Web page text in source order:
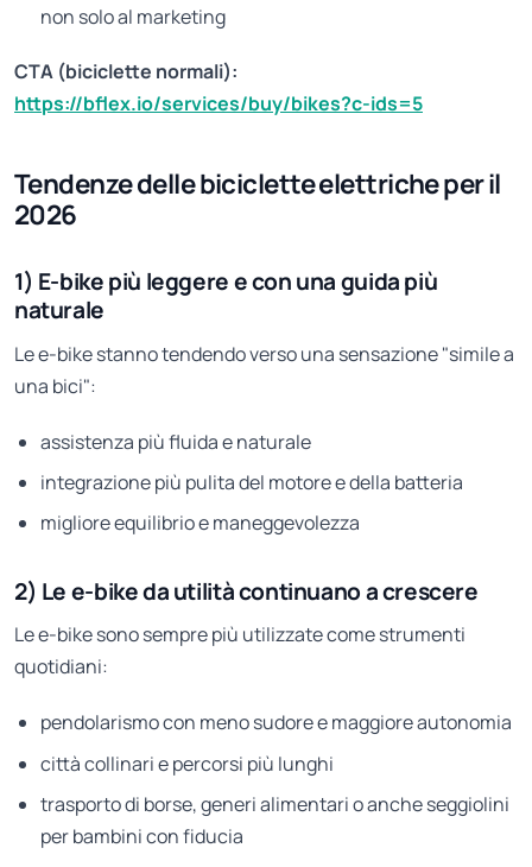
non solo al marketing
CTA (biciclette normali):
https://bflex.io/services/buy/bikes?c-ids=5
Tendenze delle biciclette elettriche per il
2026
1) E-bike più leggere e con una guida più
naturale
Le e-bike stanno tendendo verso una sensazione "simile a
una bici":
assistenza più fluida e naturale
integrazione più pulita del motore e della batteria
migliore equilibrio e maneggevolezza
2) Le e-bike da utilità continuano a crescere
Le e-bike sono sempre più utilizzate come strumenti
quotidiani:
pendolarismo con meno sudore e maggiore autonomia
città collinari e percorsi più lunghi
trasporto di borse, generi alimentari o anche seggiolini
per bambini con fiducia